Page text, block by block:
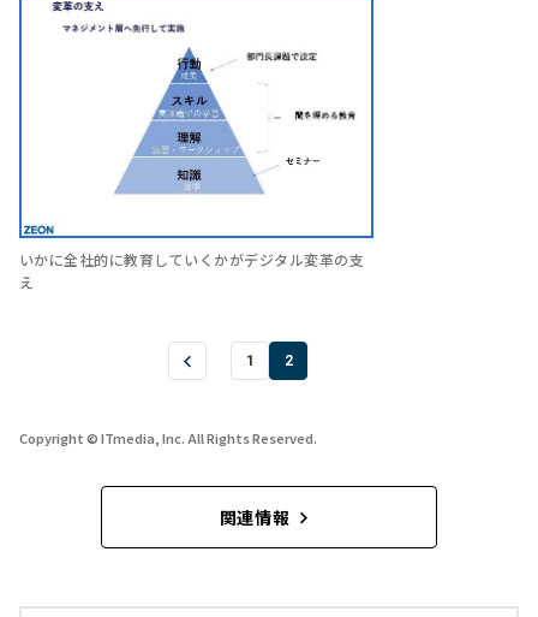
いかに全社的に教育していくかがデジタル変革の支
え
1 2
Copyright © ITmedia, Inc. All Rights Reserved.
関連情報